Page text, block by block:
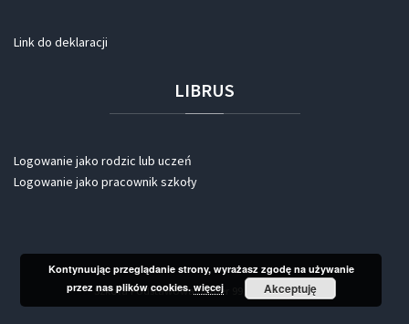
Link do deklaracji
LIBRUS
Logowanie jako rodzic lub uczeń
Logowanie jako pracownik szkoły
Szkoła Podstawowa numer 99 we Wrocławiu
Kontynuując przeglądanie strony, wyrażasz zgodę na używanie
przez nas plików cookies. więcej Akceptuję